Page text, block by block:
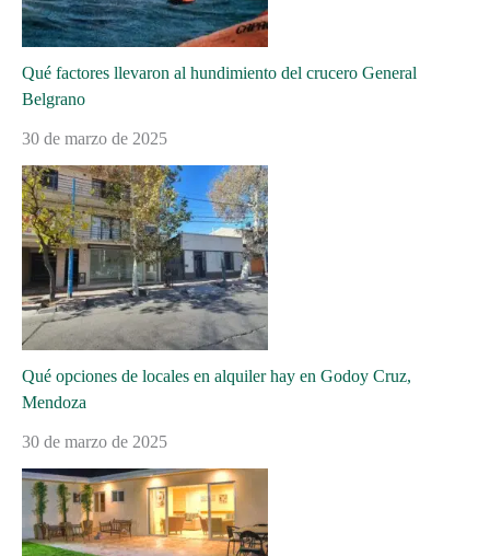
Qué factores llevaron al hundimiento del crucero General
Belgrano
30 de marzo de 2025
Qué opciones de locales en alquiler hay en Godoy Cruz,
Mendoza
30 de marzo de 2025